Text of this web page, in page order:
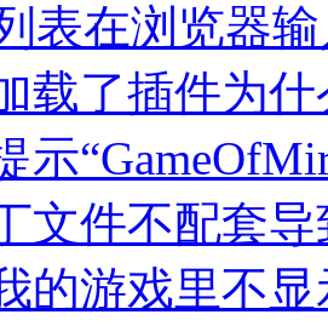
表在浏览器
载了插件为
示
文件不配套
的游戏里不